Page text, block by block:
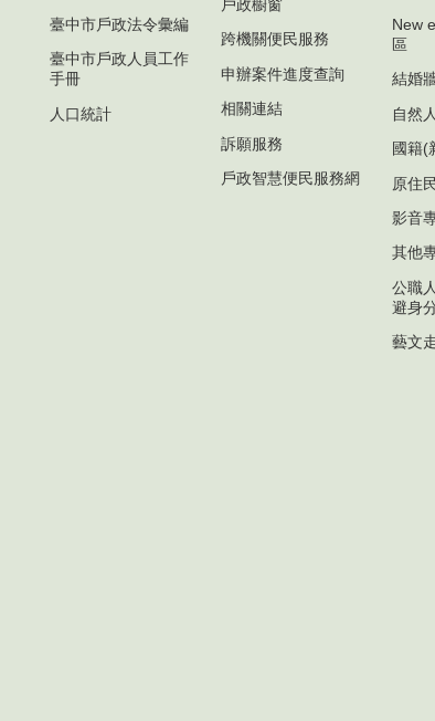
臺中市戶政法令彙編
臺中市戶政人員工作
手冊
人口統計
戶政櫥窗
跨機關便民服務
申辦案件進度查詢
相關連結
訴願服務
戶政智慧便民服務網
New
區
結婚
自然
國籍(
原住
影音
其他
公職
避身
藝文